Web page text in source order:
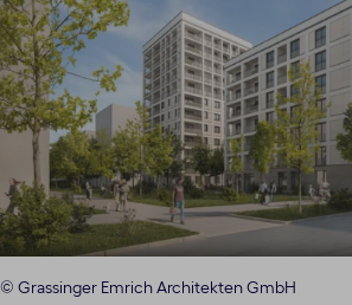
© Grassinger Emrich Architekten GmbH